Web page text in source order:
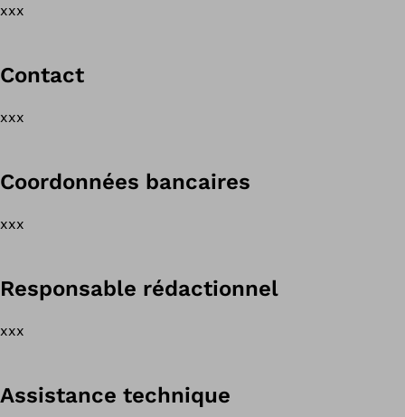
xxx
Contact
xxx
Coordonnées bancaires
xxx
Responsable rédactionnel
xxx
Assistance technique